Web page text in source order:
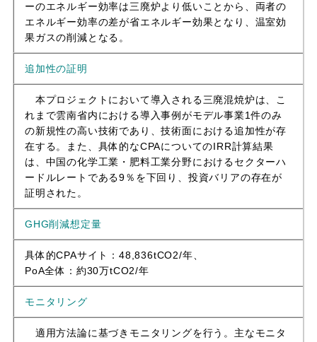
ーのエネルギー効率は三廃炉より低いことから、両者の
エネルギー効率の差が省エネルギー効果となり、温室効
果ガスの削減となる。
追加性の証明
本プロジェクトにおいて導入される三廃混焼炉は、こ
れまで雲南省内における導入事例がモデル事業1件のみ
の新規性の高い技術であり、技術面における追加性が存
在する。また、具体的なCPAについてのIRR計算結果
は、中国の化学工業・肥料工業分野におけるセクターハ
ードルレートである9％を下回り、投資バリアの存在が
証明された。
GHG削減想定量
具体的CPAサイト：48,836tCO2/年、
PoA全体：約30万tCO2/年
モニタリング
適用方法論に基づきモニタリングを行う。主なモニタ